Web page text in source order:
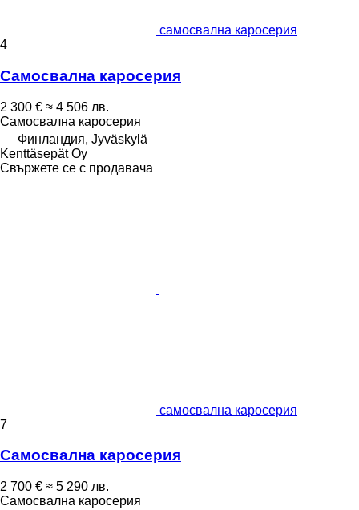
самосвална каросерия
4
Самосвална каросерия
2 300 € ≈ 4 506 лв.
Самосвална каросерия
Финландия, Jyväskylä
Kenttäsepät Oy
Свържете се с продавача
самосвална каросерия
7
Самосвална каросерия
2 700 € ≈ 5 290 лв.
Самосвална каросерия